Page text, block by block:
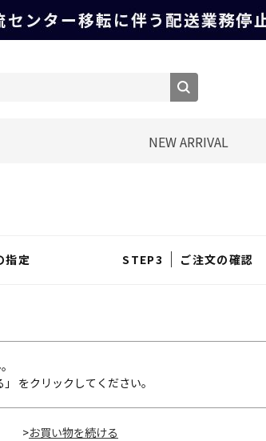
NEW ARRIVAL
指定 ご注文の確認
をクリックしてください。
>